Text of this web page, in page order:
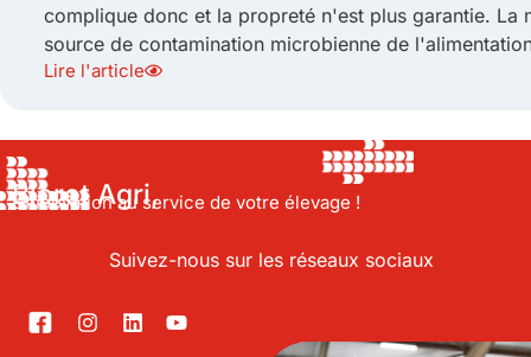
complique donc et la propreté n'est plus garantie. La
source de contamination microbienne de
Lire l'article
Bioret Agri,
L’Innovation au service de votre élevage !
Suivez-nous sur les réseaux sociaux